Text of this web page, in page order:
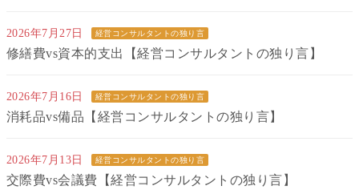
2026年7月27日 経営コンサルタントの独り言
修繕費vs資本的支出【経営コンサルタントの独り言】
2026年7月16日 経営コンサルタントの独り言
消耗品vs備品【経営コンサルタントの独り言】
2026年7月13日 経営コンサルタントの独り言
交際費vs会議費【経営コンサルタントの独り言】